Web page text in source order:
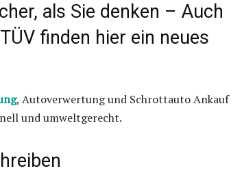
als Sie denken – Auch
finden hier ein neues
, Autoverwertung und Schrottauto Ankauf
und umweltgerecht.